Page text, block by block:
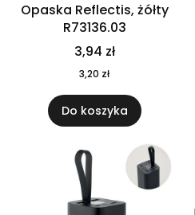
Opaska Reflectis, żółty
R73136.03
3,94 zł
3,20 zł
Do koszyka